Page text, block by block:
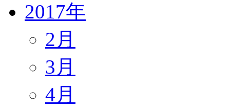
2017年
2月
3月
4月